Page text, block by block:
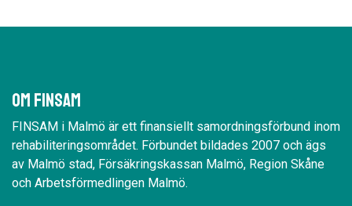
Om Finsam
FINSAM i Malmö är ett finansiellt samordningsförbund inom
rehabiliteringsområdet. Förbundet bildades 2007 och ägs
av Malmö stad, Försäkringskassan Malmö, Region Skåne
och Arbetsförmedlingen Malmö.